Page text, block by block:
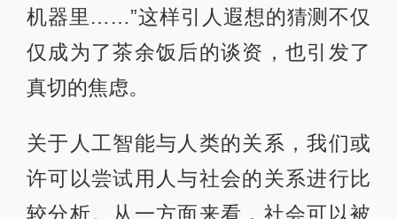
从文字引导到图像和文字联合引导生
成，从图像到视频、音频，还有GPT
系列所影响的文字和办公等领域，生
了人们的预料。咚……咚……咚……
听起来似乎是时代的钟声在敲响，是